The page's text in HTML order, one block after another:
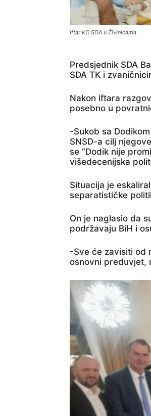
Iftar KO SDA u Živinicama
Predsjednik SDA
SDA TK i
Nakon iftara
posebno u
-Sukob sa
SNSD-a cilj
se “Dodik nije
višedecenijska
Situacija je
separatističke
On je naglasio da
podržavaju BiH i
-Sve će zavisiti od
osnovni preduvjet,